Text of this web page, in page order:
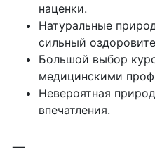
наценки.
Натуральные
сильный
Большой выбор
медицинскими
Невероятная
впечатления.